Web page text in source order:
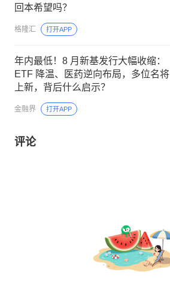
回本希望吗？
格隆汇 打开APP
年内最低！8 月新基发行大幅收缩：
ETF 降温、医药逆向布局，多位名将
上新，背后什么启示？
金融界 打开APP
评论